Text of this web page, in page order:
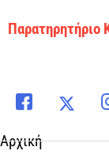
Παρατηρητήριο
Αρχική